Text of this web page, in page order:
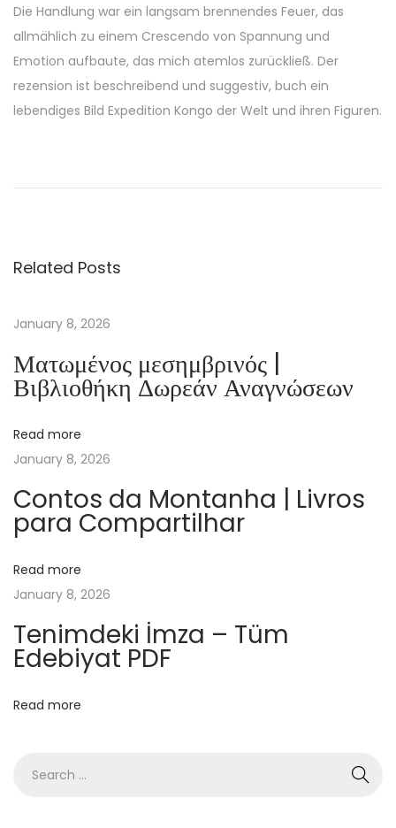
Die Handlung war ein langsam brennendes Feuer, das
allmählich zu einem Crescendo von Spannung und
Emotion aufbaute, das mich atemlos zurückließ. Der
rezension ist beschreibend und suggestiv, buch ein
lebendiges Bild Expedition Kongo der Welt und ihren Figuren.
c
r
H
a
t
e
l
e
T
e
x
s
|
B
Related Posts
January 8, 2026
Ματωμένος μεσημβρινός |
Βιβλιοθήκη Δωρεάν Αναγνώσεων
Read more
January 8, 2026
Contos da Montanha | Livros
para Compartilhar
Read more
January 8, 2026
Tenimdeki İmza – Tüm
Edebiyat PDF
Read more